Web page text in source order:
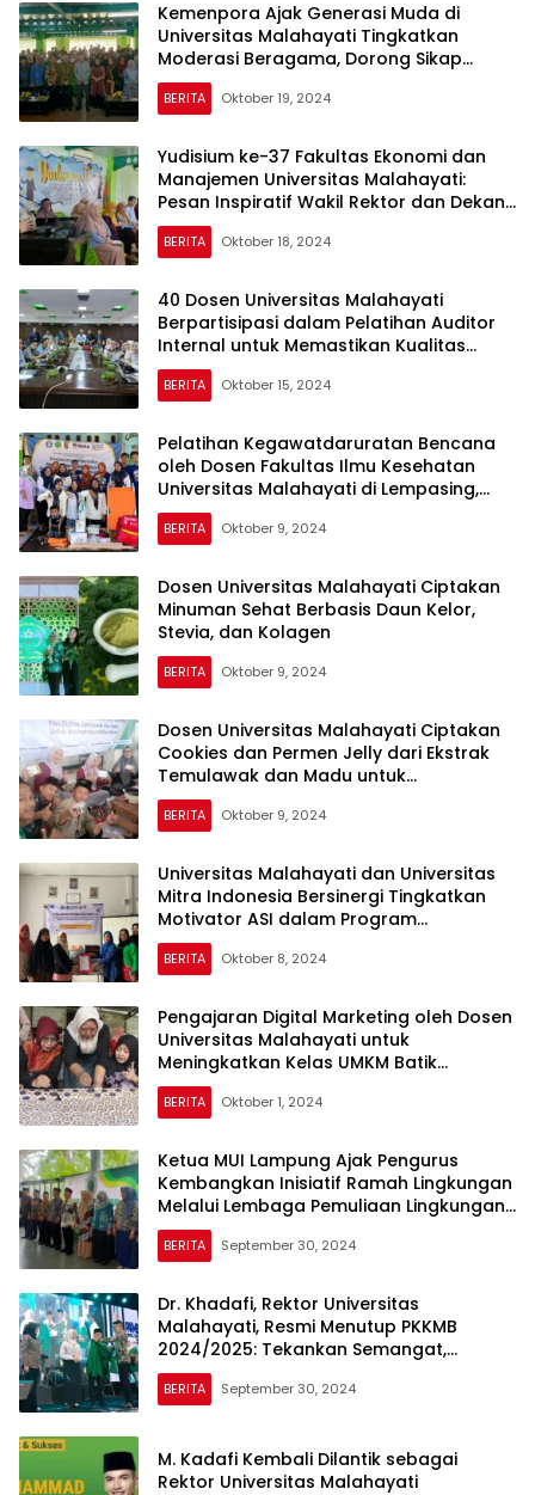
Kemenpora Ajak Generasi Muda di
Universitas Malahayati Tingkatkan
Moderasi Beragama, Dorong Sikap
Inklusif dan Kolaboratif
BERITA Oktober 19, 2024
Yudisium ke-37 Fakultas Ekonomi dan
Manajemen Universitas Malahayati:
Pesan Inspiratif Wakil Rektor dan Dekan
untuk 51 Lulusan
BERITA Oktober 18, 2024
40 Dosen Universitas Malahayati
Berpartisipasi dalam Pelatihan Auditor
Internal untuk Memastikan Kualitas
Kampus
BERITA Oktober 15, 2024
Pelatihan Kegawatdaruratan Bencana
oleh Dosen Fakultas Ilmu Kesehatan
Universitas Malahayati di Lempasing,
Pesawaran
BERITA Oktober 9, 2024
Dosen Universitas Malahayati Ciptakan
Minuman Sehat Berbasis Daun Kelor,
Stevia, dan Kolagen
BERITA Oktober 9, 2024
Dosen Universitas Malahayati Ciptakan
Cookies dan Permen Jelly dari Ekstrak
Temulawak dan Madu untuk
Meningkatkan Nafsu Makan Anak
BERITA Oktober 9, 2024
Universitas Malahayati dan Universitas
Mitra Indonesia Bersinergi Tingkatkan
Motivator ASI dalam Program
Pengabdian Masyarakat
Kemdikbudristek
BERITA Oktober 8, 2024
Pengajaran Digital Marketing oleh Dosen
Universitas Malahayati untuk
Meningkatkan Kelas UMKM Batik
Lampung
BERITA Oktober 1, 2024
Ketua MUI Lampung Ajak Pengurus
Kembangkan Inisiatif Ramah Lingkungan
Melalui Lembaga Pemuliaan Lingkungan
Hidup dan Sumber Daya Alam
BERITA September 30, 2024
Dr. Khadafi, Rektor Universitas
Malahayati, Resmi Menutup PKKMB
2024/2025: Tekankan Semangat,
Integritas, dan Disiplin
BERITA September 30, 2024
M. Kadafi Kembali Dilantik sebagai
Rektor Universitas Malahayati